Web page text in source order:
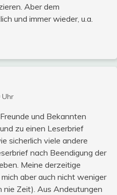
Aber dem
und immer wieder, u.a.
Uhr
und Bekannten
zu einen Leserbrief
sicherlich viele andere
nach Beendigung der
Meine derzeitige
aber auch nicht weniger
nie Zeit). Aus Andeutungen